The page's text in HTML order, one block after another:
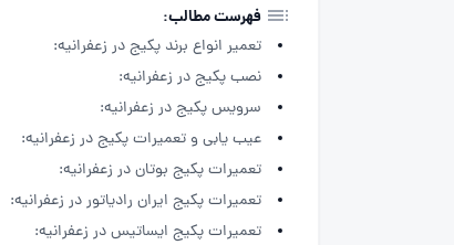
ماشین لباسشویی
خدمات داکت اسپلیت
فهرست مطالب:
تعمیر انواع برند پکیج در زعفرانیه:
نصب پکیج در زعفرانیه:
سرویس پکیج در زعفرانیه:
عیب یابی و تعمیرات پکیج در زعفرانیه:
تعمیرات پکیج بوتان در زعفرانیه:
تعمیرات پکیج ایران رادیاتور در زعفرانیه:
تعمیرات پکیج ایساتیس در زعفرانیه: